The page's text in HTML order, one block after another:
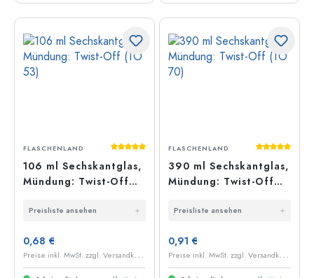
Durchschnittliche Bewertung von 5 von 5
FLASCHENLAND
106 ml Sechskantglas,
Mündung: Twist-Off
Preisliste ansehen
0,68 €
P
reise inkl. MwSt. zzgl. Versandkosten
FLASCHENLAND
390 ml Sechskantglas,
Mündung: Twist-Off
Preisliste ansehen
0,91 €
P
reise inkl. MwSt. zzgl. Versandkosten